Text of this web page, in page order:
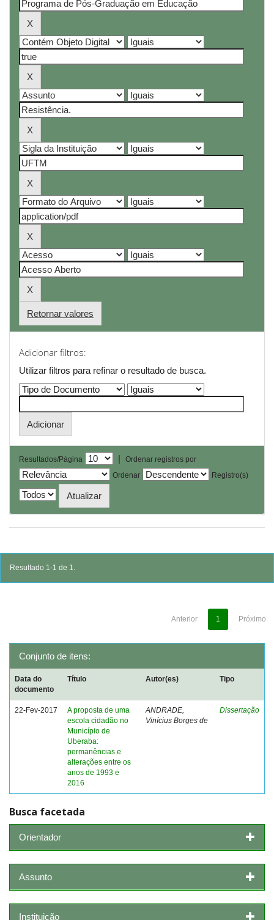
Retornar valores
Adicionar filtros:
Utilizar filtros para refinar o resultado de busca.
Resultados/Página |
Ordenar registros por
Ordenar
Registro(s)
Resultado 1-1 de 1.
Anterior 1 Próximo
Conjunto de itens:
Data do
documento
Título Autor(es) Tipo
22-Fev-2017
A proposta de uma
escola cidadão no
Município de
Uberaba:
permanências e
alterações entre os
anos de 1993 e
2016
ANDRADE,
Vinícius Borges de
Dissertação
Busca facetada
Orientador
Assunto
Instituição